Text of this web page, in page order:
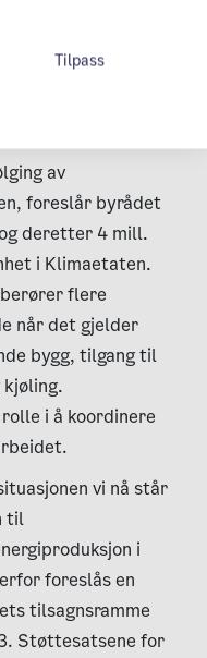
komprimert
avløpsslam ved
biogass fra
av
foreslår byrådet
deretter 4 mill.
i Klimaetaten.
flere
når det gjelder
bygg, tilgang til
i å koordinere
vi nå står
til
i
foreslås en
tilsagnsramme
Støttesatsene for
Tilpass